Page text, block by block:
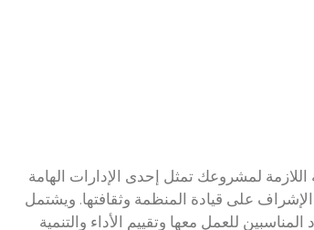
اللازمة لمشروعك تمثل إحدى الإدارات الهامة
على قيادة المنظمة وثقافتها. ويشتمل
للعمل معها وتقييم الأداء والتنمية